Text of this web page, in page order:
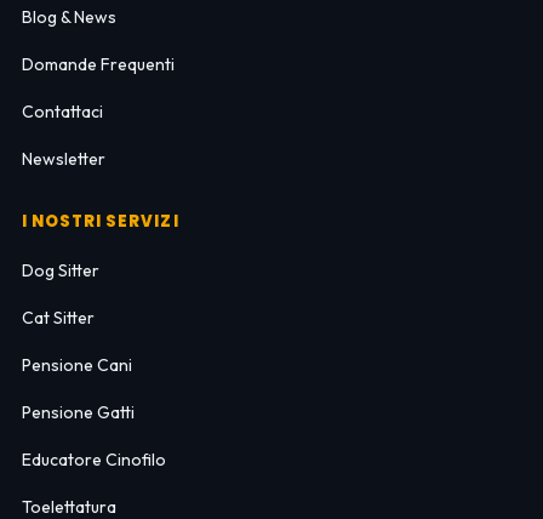
Blog & News
Domande Frequenti
Contattaci
Newsletter
I NOSTRI SERVIZI
Dog Sitter
Cat Sitter
Pensione Cani
Pensione Gatti
Educatore Cinofilo
Toelettatura